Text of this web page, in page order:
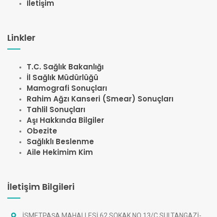
İletişim
Linkler
T.C. Sağlık Bakanlığı
İl Sağlık Müdürlüğü
Mamografi Sonuçları
Rahim Ağzı Kanseri (Smear) Sonuçları
Tahlil Sonuçları
Aşı Hakkında Bilgiler
Obezite
Sağlıklı Beslenme
Aile Hekimim Kim
İletişim Bilgileri